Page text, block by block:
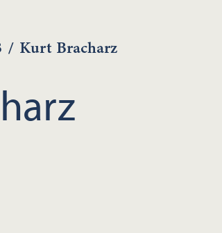
/ Kurt Bracharz